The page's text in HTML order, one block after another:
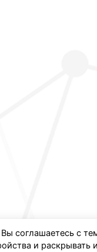
соглашаетесь с
и